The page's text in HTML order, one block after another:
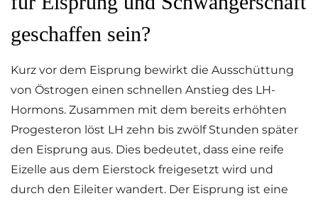
geschaffen sein?
Kurz vor dem Eisprung bewirkt die Ausschüttung
von Östrogen einen schnellen Anstieg des LH-
Hormons. Zusammen mit dem bereits erhöhten
Progesteron löst LH zehn bis zwölf Stunden später
den Eisprung aus. Dies bedeutet, dass eine reife
Eizelle aus dem Eierstock freigesetzt wird und
durch den Eileiter wandert. Der Eisprung ist eine